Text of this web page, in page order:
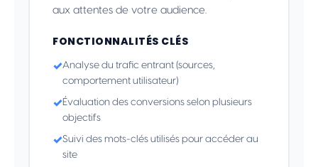
aux attentes de votre audience.
FONCTIONNALITÉS CLÉS
Analyse du trafic entrant (sources,
comportement utilisateur)
Évaluation des conversions selon plusieurs
objectifs
Suivi des mots-clés utilisés pour accéder au
site